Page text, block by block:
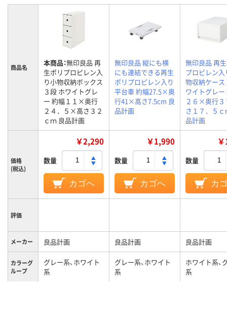
商品名 本商品：無印良品 再
生ポリプロピレン入
り小物収納ボックス
３段 ホワイトグレ
ー 約幅１１×奥行
２４．５×高さ３２
ｃｍ 良品計画
無印良品 縦にも横
にも連結できる再生
ポリプロピレン入り
平台車 約幅27.5×奥
行41×高さ7.5cm 良
品計画
無印良品 再
プロピレン入
物収納ケース
ワイトグレー
２６×奥行
さ１７．５ｃ
品計画
価格
(税込)
￥2,290
数量
カゴへ
￥1,990
数量
カゴへ
数量
カ
評価
メーカー 良品計画 良品計画 良品計画
カラーグ
ループ
グレー系、ホワイト
系
グレー系、ホワイト
系
ホワイト系、
系